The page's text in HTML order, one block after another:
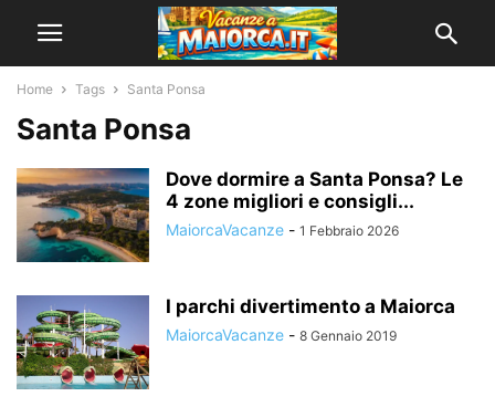
Home Tags Santa Ponsa
Santa Ponsa
Dove dormire a Santa Ponsa? Le
4 zone migliori e consigli...
MaiorcaVacanze - 1 Febbraio 2026
I parchi divertimento a Maiorca
MaiorcaVacanze - 8 Gennaio 2019